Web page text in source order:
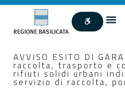
AVVISO ESITO DI
raccolta, trasporto e
rifiuti solidi urbani
servizio di raccolta,